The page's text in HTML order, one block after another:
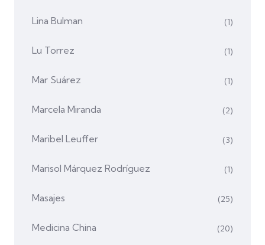
Lina Bulman (1)
Lu Torrez (1)
Mar Suárez (1)
Marcela Miranda (2)
Maribel Leuffer (3)
Marisol Márquez Rodríguez (1)
Masajes (25)
Medicina China (20)